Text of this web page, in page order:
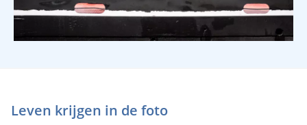
Leven krijgen in de foto